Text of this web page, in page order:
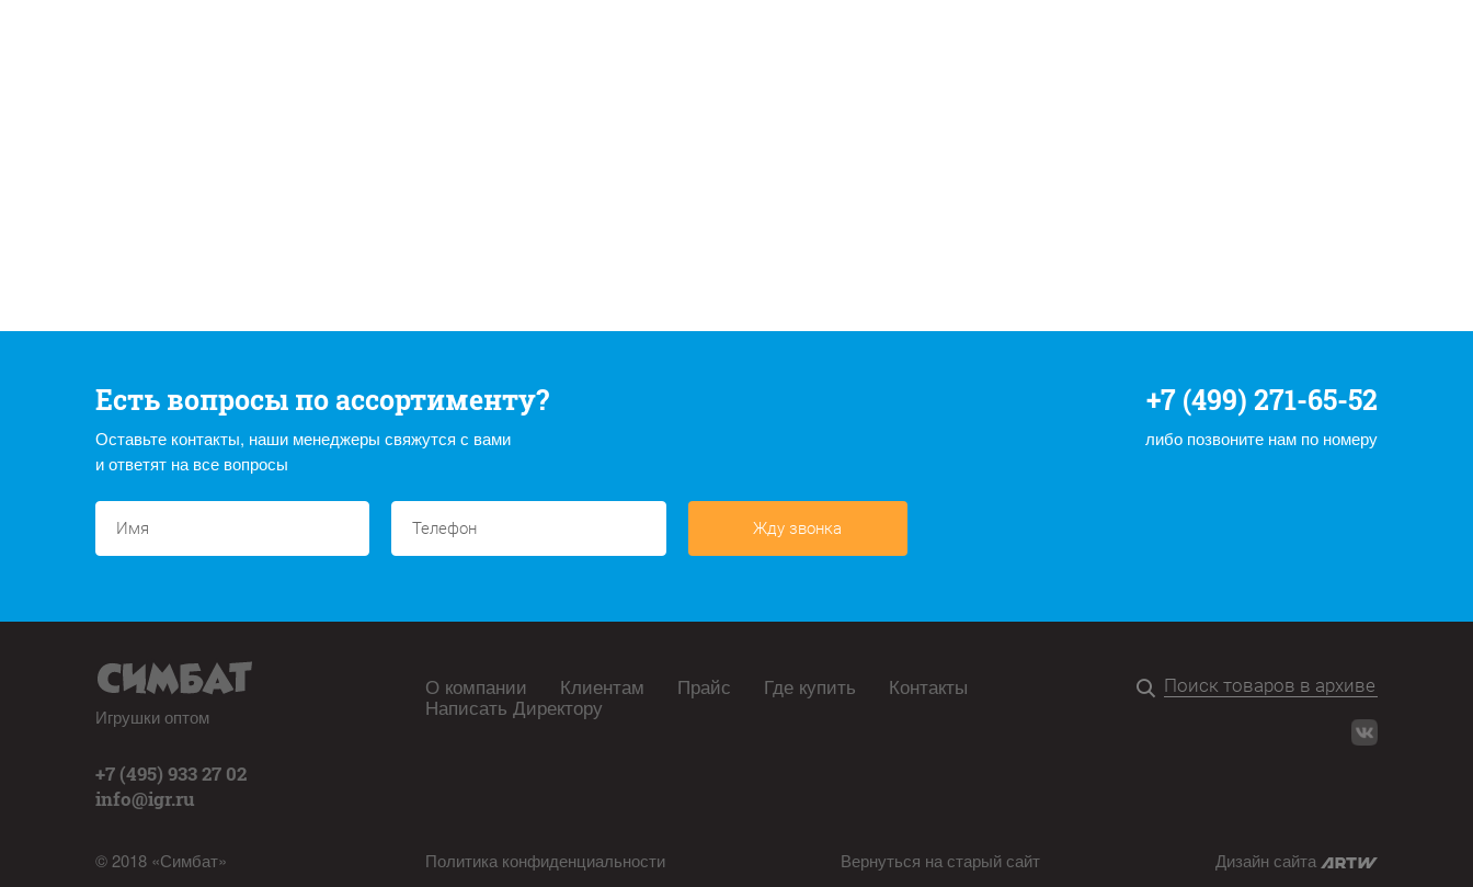
Есть вопросы по ассортименту?
Оставьте контакты, наши менеджеры свяжутся с вами
и ответят на все вопросы
+7 (499) 271-65-52
либо позвоните нам по номеру
Жду звонка
Игрушки оптом
+7 (495) 933 27 02
info@igr.ru
© 2018 «Симбат»
О компании Клиентам Прайс Где купить Контакты
Написать Директору
Политика конфиденциальности Вернуться на старый сайт Дизайн сайта